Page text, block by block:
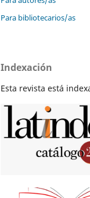
Para bibliotecarios/as
Indexación
Esta revista está